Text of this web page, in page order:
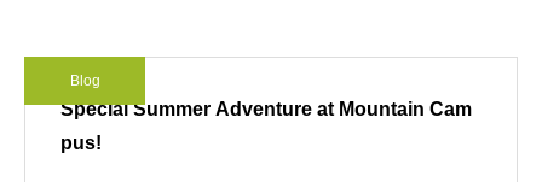
Blog
Special Summer Adventure at Mountain Cam
pus!